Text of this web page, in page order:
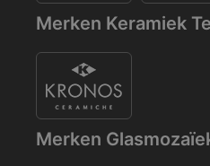
Merken Keramiek
Merken